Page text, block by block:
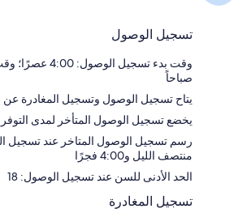
تسجيل الوصول
صباحاً
يتاح تسجيل الوصول وتسجيل المغادرة
يخضع تسجيل الوصول المتأخر لمدى التوفر
رسم تسجيل الوصول المتاخر عند تسجيل
منتصف الليل و4:00 فجرًا
الحد الأدنى للسن عند تسجيل الوصول: 18
تسجيل المغادرة